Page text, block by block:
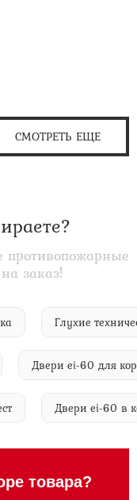
СМОТРЕТЬ ЕЩЕ
заказ!
Глухие
Двери ei-60 для
Двери ei-
товара?